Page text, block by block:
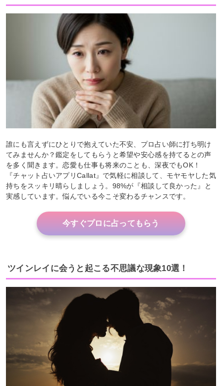
誰にも言えずにひとりで抱えていた不安、プロ占い師に打ち明け
てみませんか？鑑定をしてもらうと希望や安心感を持てるとの声
を多く聞きます。恋愛も仕事も将来のことも、深夜でもOK！
『チャット占いアプリCallat』で気軽に相談して、モヤモヤした気
持ちをスッキリ晴らしましょう。98%が『相談して良かった』と
実感しています。悩んでいる今こそ変わるチャンスです。
今すぐプロに占ってもらう
ツインレイに会うと起こる不思議な現象10選！